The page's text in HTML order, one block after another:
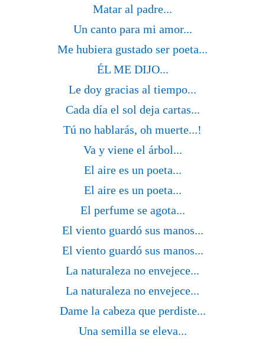
Matar al padre...
Un canto para mi amor...
Me hubiera gustado ser poeta...
ÉL ME DIJO...
Le doy gracias al tiempo...
Cada día el sol deja cartas...
Tú no hablarás, oh muerte...!
Va y viene el árbol...
El aire es un poeta...
El aire es un poeta...
El perfume se agota...
El viento guardó sus manos...
El viento guardó sus manos...
La naturaleza no envejece...
La naturaleza no envejece...
Dame la cabeza que perdiste...
Una semilla se eleva...